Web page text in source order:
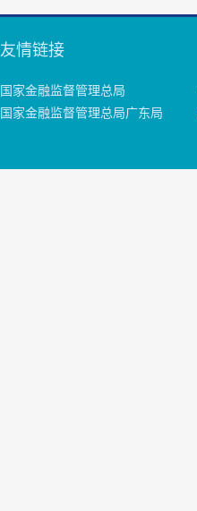
友情链接
国家金融监督管理总局
国家金融监督管理总局广东局